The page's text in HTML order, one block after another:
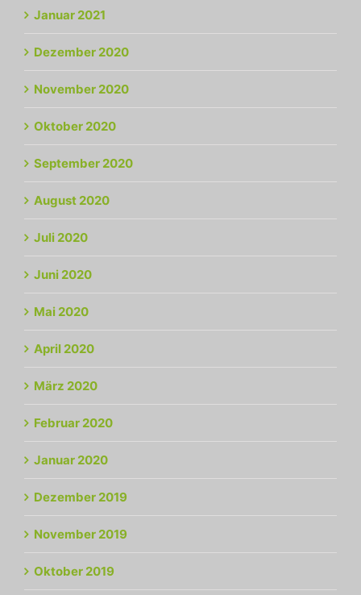
Januar 2021
Dezember 2020
November 2020
Oktober 2020
September 2020
August 2020
Juli 2020
Juni 2020
Mai 2020
April 2020
März 2020
Februar 2020
Januar 2020
Dezember 2019
November 2019
Oktober 2019